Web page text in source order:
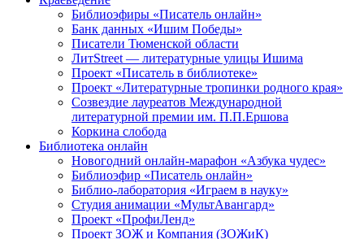
Библиоэфиры «Писатель онлайн»
Банк данных «Ишим Победы»
Писатели Тюменской области
ЛитStreet — литературные улицы Ишима
Проект «Писатель в библиотеке»
Проект «Литературные тропинки родного края»
Созвездие лауреатов Международной
литературной премии им. П.П.Ершова
Коркина слобода
Библиотека онлайн
Новогодний онлайн-марафон «Азбука чудес»
Библиоэфир «Писатель онлайн»
Библио-лаборатория «Играем в науку»
Студия анимации «МультАвангард»
Проект «ПрофиЛенд»
Проект ЗОЖ и Компания (ЗОЖиК)